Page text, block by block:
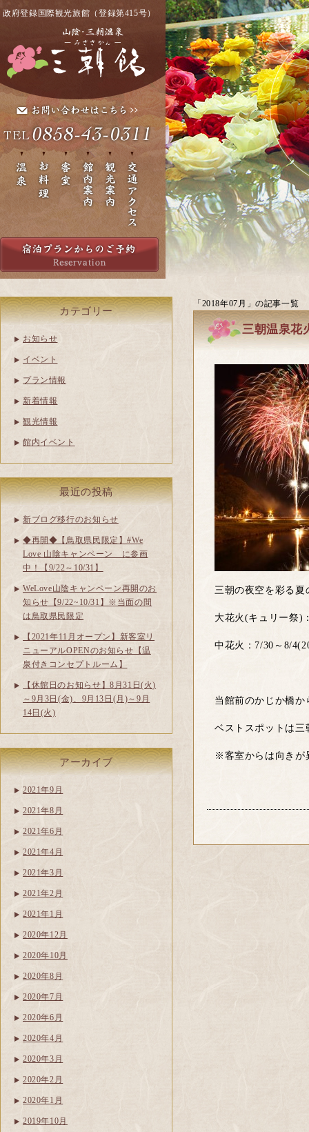
政府登録国際観光旅館（登録第415号）
「2018年07月」の記事一覧
三朝温泉花
三朝の夜空を彩る夏
大花火(キュリー祭)
中花火：7/30～8/
当館前のかじか橋
ベストスポットは
※客室からは向きが
カテゴリー
お知らせ
イベント
プラン情報
新着情報
観光情報
館内イベント
最近の投稿
新ブログ移行のお知らせ
◆再開◆【鳥取県民限定】#We
Love 山陰キャンペーン に参画
中！【9/22～10/31】
WeLove山陰キャンペーン再開のお
知らせ【9/22~10/31】※当面の間
は鳥取県民限定
【2021年11月オープン】新客室リ
ニューアルOPENのお知らせ【温
泉付きコンセプトルーム】
【休館日のお知らせ】8月31日(火)
～9月3日(金)、9月13日(月)～9月
14日(火)
アーカイブ
2021年9月
2021年8月
2021年6月
2021年4月
2021年3月
2021年2月
2021年1月
2020年12月
2020年10月
2020年8月
2020年7月
2020年6月
2020年4月
2020年3月
2020年2月
2020年1月
2019年10月